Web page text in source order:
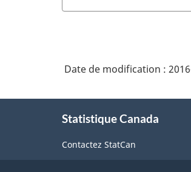
Date de modification :
Statistique Canada
Contactez StatCan